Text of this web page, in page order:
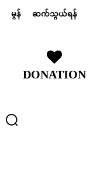
မွန် ဆက်သွယ်ရန်
DONATION